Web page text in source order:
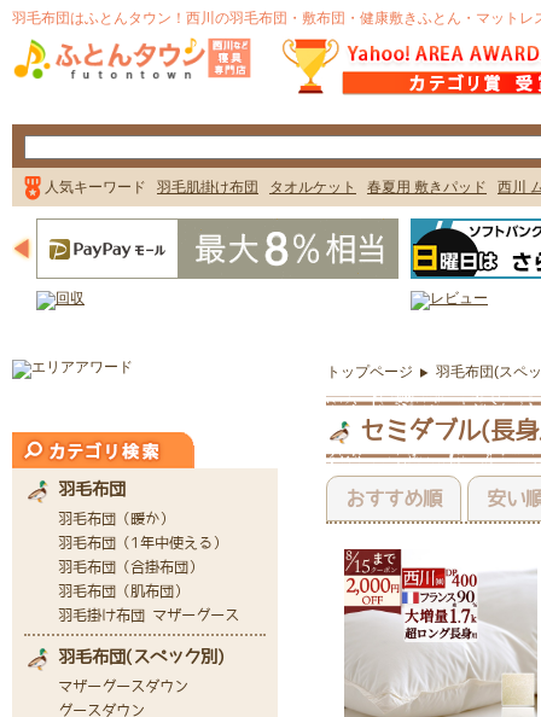
トップページ 羽毛布団(スペ
セミダブル(長
おすすめ順 安い